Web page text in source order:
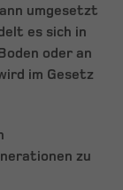
umgesetzt
es sich in
oder an
im Gesetz
zu